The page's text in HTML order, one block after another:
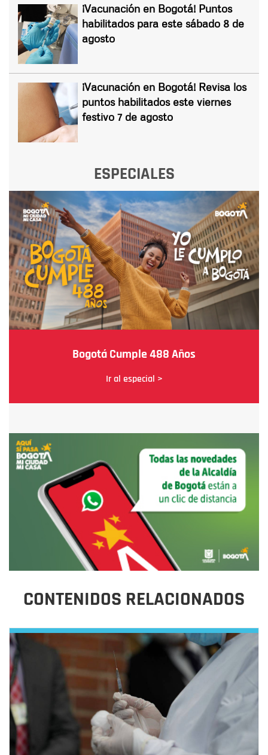
¡Vacunación en Bogotá! Puntos
habilitados para este sábado 8 de
agosto
¡Vacunación en Bogotá! Revisa los
puntos habilitados este viernes
festivo 7 de agosto
ESPECIALES
Bogotá Cumple 488 Años
Ir al especial >
CONTENIDOS RELACIONADOS